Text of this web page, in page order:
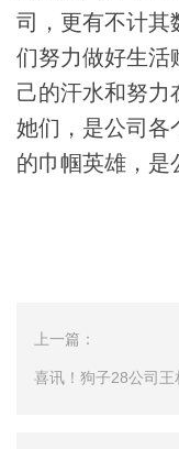
司，更有不计其
们努力做好生活
己的汗水和努力
她们，是公司各
的巾帼英雄，是
上一篇：
喜讯！狗子28公司王